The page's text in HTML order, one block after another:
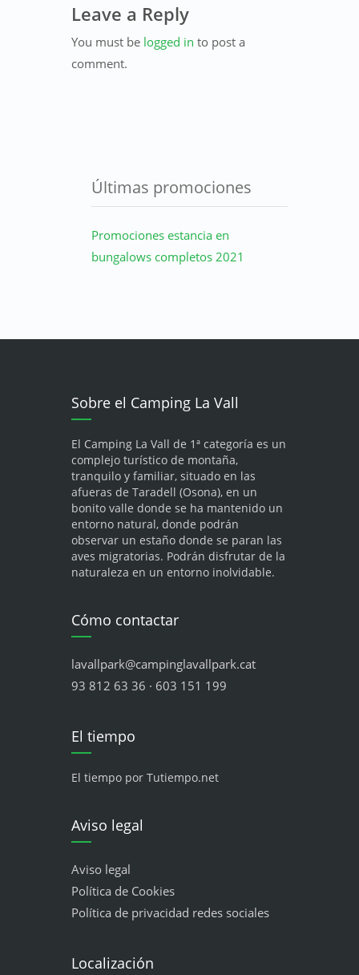
Leave a Reply
You must be logged in to post a
comment.
Últimas promociones
Promociones estancia en
bungalows completos 2021
Sobre el Camping La Vall
El Camping La Vall de 1ª categoría es un
complejo turístico de montaña,
tranquilo y familiar, situado en las
afueras de Taradell (Osona), en un
bonito valle donde se ha mantenido un
entorno natural, donde podrán
observar un estaño donde se paran las
aves migratorias. Podrán disfrutar de la
naturaleza en un entorno inolvidable.
Cómo contactar
lavallpark@campinglavallpark.cat
93 812 63 36 · 603 151 199
El tiempo
El tiempo por Tutiempo.net
Aviso legal
Aviso legal
Política de Cookies
Política de privacidad redes sociales
Localización